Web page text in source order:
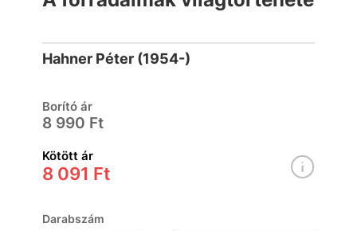
Hahner Péter (1954-)
Borító ár
8 990 Ft
Kötött ár
8 091 Ft
Darabszám